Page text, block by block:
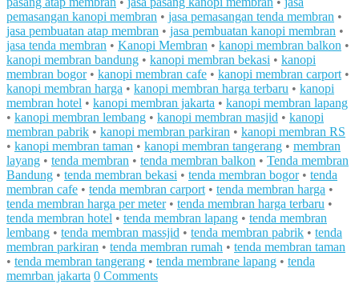
pemasangan kanopi membran • jasa pemasangan tenda membran •
jasa pembuatan atap membran • jasa pembuatan kanopi membran •
jasa tenda membran • Kanopi Membran • kanopi membran balkon •
kanopi membran bandung • kanopi membran bekasi • kanopi
membran bogor• kanopi membran cafe • kanopi membran carport•
kanopi membran harga • kanopi membran harga terbaru • kanopi
membran hotel • kanopi membran jakarta • kanopi membran lapang
• kanopi membran lembang • kanopi membran masjid • kanopi
membran pabrik • kanopi membran parkiran • kanopi membran RS
• kanopi membran taman • kanopi membran tangerang • membran
layang • tenda membran • tenda membran balkon • Tenda membran
Bandung • tenda membran bekasi • tenda membran bogor• tenda
membran cafe • tenda membran carport• tenda membran harga •
tenda membran harga per meter• tenda membran harga terbaru •
tenda membran hotel • tenda membran lapang • tenda membran
lembang • tenda membran massjid • tenda membran pabrik • tenda
membran parkiran • tenda membran rumah • tenda membran taman
• tenda membran tangerang • tenda membrane lapang • tenda
memrban jakarta 0 Comments